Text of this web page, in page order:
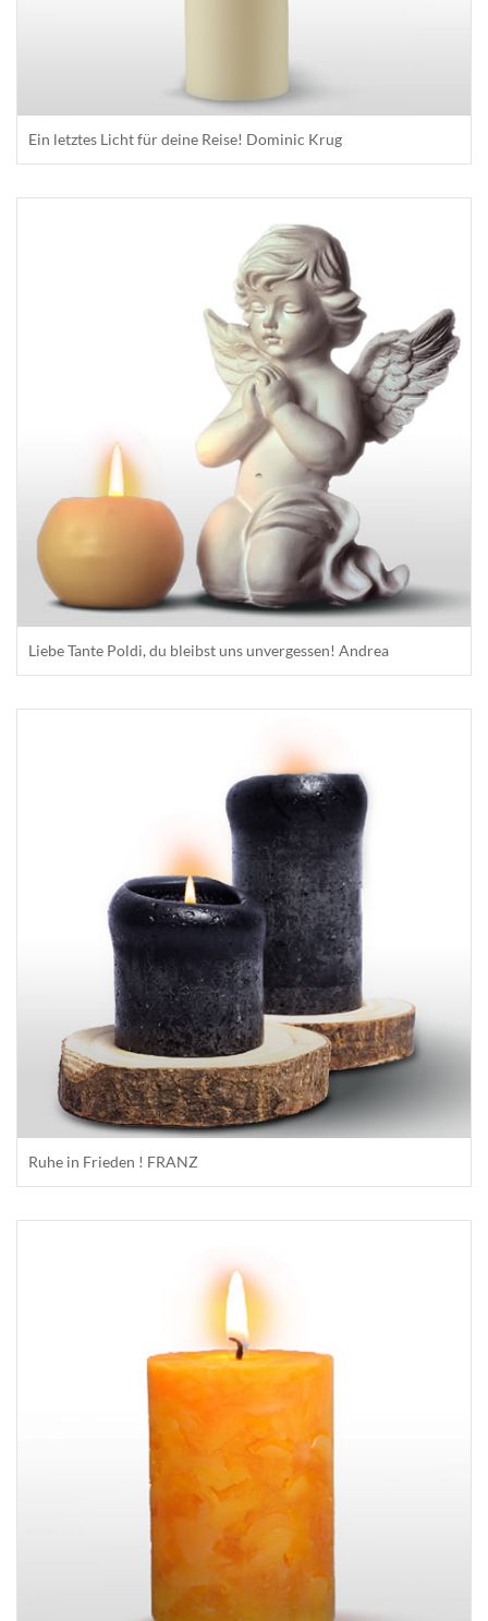
Ein letztes Licht für deine Reise! Dominic Krug
Liebe Tante Poldi, du bleibst uns unvergessen! Andrea
Ruhe in Frieden ! FRANZ